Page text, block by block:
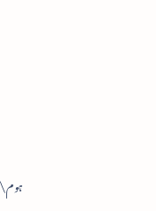
ہوم